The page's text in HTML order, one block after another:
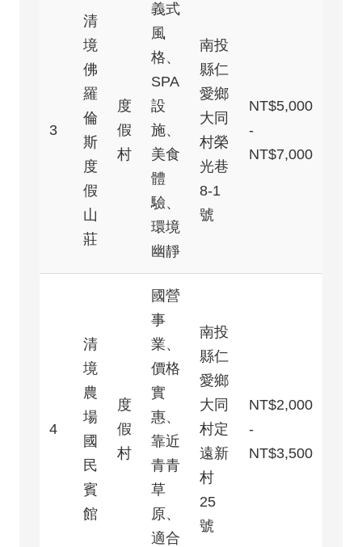
3
清
境
佛
羅
倫
斯
度
假
山
莊
度
假
村
義式
風
格、
SPA
設
施、
美食
體
驗、
環境
幽靜
南投
縣仁
愛鄉
大同
村榮
光巷
8-1
號
NT$5,000
-
NT$7,000
4
清
境
農
場
國
民
賓
館
度
假
村
國營
事
業、
價格
實
惠、
靠近
青青
草
原、
適合
南投
縣仁
愛鄉
大同
村定
遠新
村
25
號
NT$2,000
-
NT$3,500